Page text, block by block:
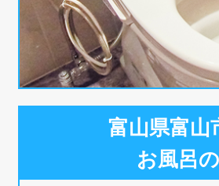
富山県富山
お風呂